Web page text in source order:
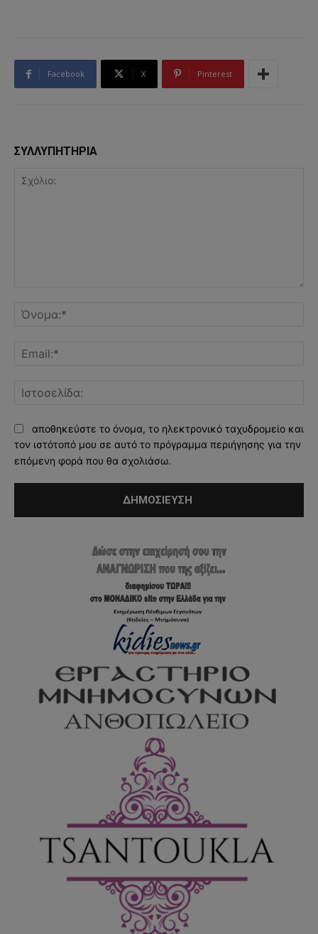
Facebook X Pinterest
ΣΥΛΛΥΠΗΤΗΡΙΑ
αποθηκεύστε το όνομα, το ηλεκτρονικό ταχυδρομείο και
τον ιστότοπό μου σε αυτό το πρόγραμμα περιήγησης για την
επόμενη φορά που θα σχολιάσω.